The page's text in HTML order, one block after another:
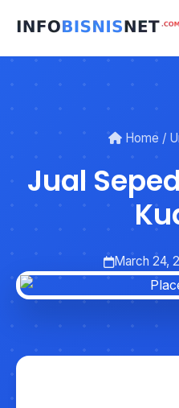
Home /
Jual
March 24,